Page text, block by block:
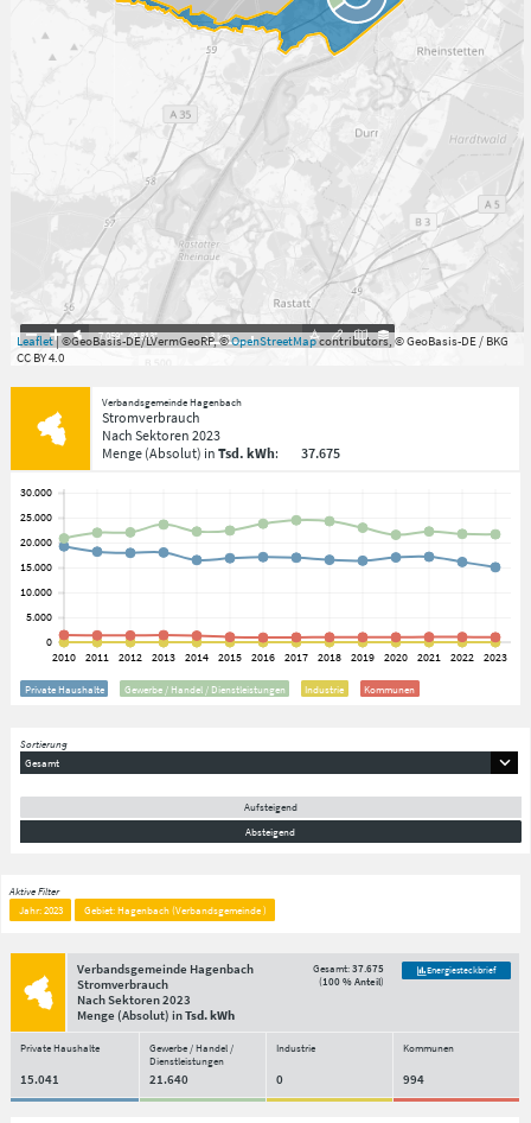
7.059°,49.813° 3km
Leaflet| ©GeoBasis-DE/LVermGeoRP, ©OpenStreetMapcontributors, © GeoBasis-DE / BKG
CC BY 4.0
Verbandsgemeinde Hagenbach
Stromverbrauch
Nach Sektoren 2023
Menge(Absolut) in Tsd. kWh: 37.675
Private Haushalte Gewerbe / Handel / Dienstleistungen Industrie Kommunen
Sortierung
Gesamt
Aufsteigend
Absteigend
Aktive Filter
Jahr: 2023
Gebiet: Hagenbach (Verbandsgemeinde )
Verbandsgemeinde Hagenbach
Stromverbrauch
Nach Sektoren2023
Menge(Absolut) inTsd. kWh
Gesamt:37.675
(100 % Anteil)
Energiesteckbrief
Private Haushalte
Gewerbe / Handel /
Dienstleistungen
Industrie Kommunen
15.041 21.640 0 994